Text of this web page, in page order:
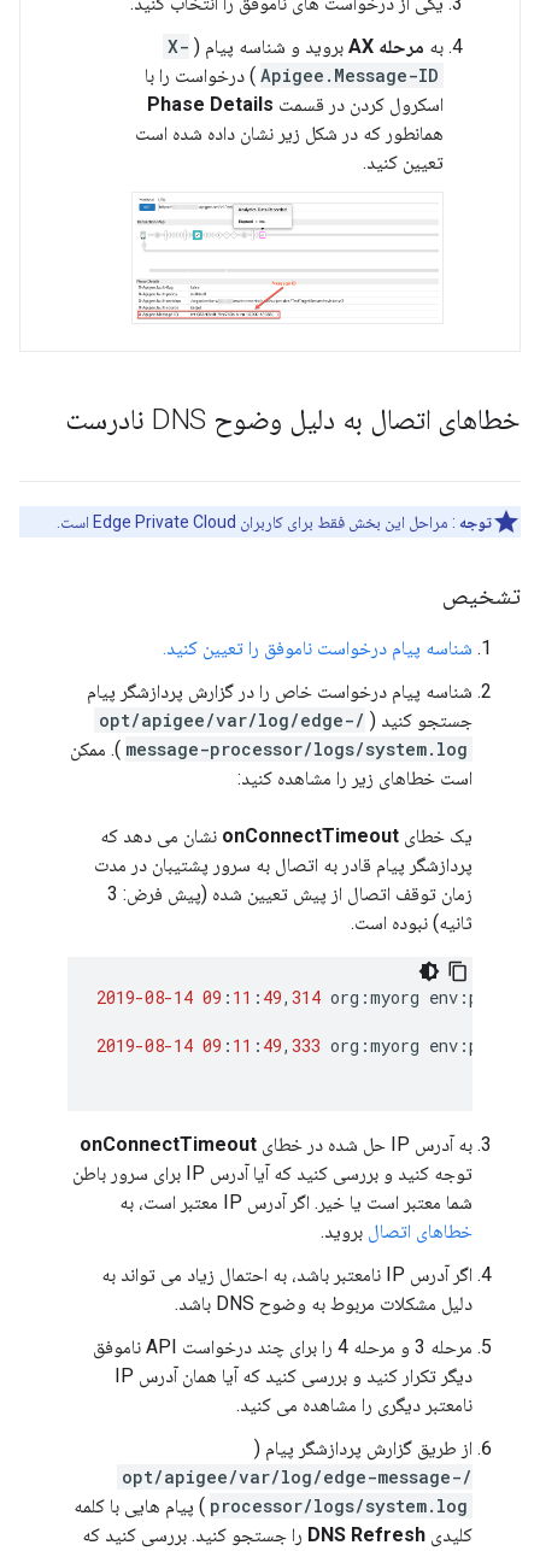
به مرحله AX بروید و شناسه پیام ( X-
Apigee.Message-ID ) درخواست را با
اسکرول کردن در قسمت Phase Details
همانطور که در شکل زیر نشان داده شده است
تعیین کنید.
خطاهای اتصال به دلیل وضوح DNS نادرست
توجه : مراحل این بخش فقط برای کاربران Edge Private Cloud است.
تشخیص
شناسه پیام درخواست ناموفق را تعیین کنید.
شناسه پیام درخواست خاص را در گزارش پردازشگر پیام
جستجو کنید (
/opt/apigee/var/log/edge-
message-processor/logs/system.log ). ممکن
است خطاهای زیر را مشاهده کنید:
یک خطای onConnectTimeout نشان می دهد که
پردازشگر پیام قادر به اتصال به سرور پشتیبان در مدت
زمان توقف اتصال از پیش تعیین شده (پیش فرض: 3
ثانیه) نبوده است.
2019-08-14 09 : 11 : 49, 314 org :myorg env :prod
2019-08-14 09 : 11 : 49, 333 org :myorg env :prod
به آدرس IP حل شده در خطای
onConnectTimeout
توجه کنید و بررسی کنید که آیا آدرس IP برای سرور باطن
شما معتبر است یا خیر. اگر آدرس IP معتبر است، به
خطاهای اتصال بروید.
اگر آدرس IP نامعتبر باشد، به احتمال زیاد می تواند به
دلیل مشکلات مربوط به وضوح DNS باشد.
مرحله 3 و مرحله 4 را برای چند درخواست API ناموفق
دیگر تکرار کنید و بررسی کنید که آیا همان آدرس IP
نامعتبر دیگری را مشاهده می کنید.
از طریق گزارش پردازشگر پیام (
/opt/apigee/var/log/edge-message-
processor/logs/system.log ) پیام هایی با کلمه
کلیدی DNS Refresh را جستجو کنید. بررسی کنید که